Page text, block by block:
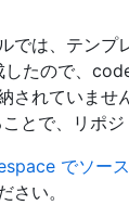
では、テンプ
たので、
されていませ
とで、リポジ
でソー
さい。